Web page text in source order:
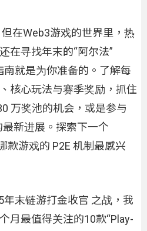
在Web3游戏的世界里，热
在寻找年末的“阿尔法”
南就是为你准备的。了解每
核心玩法与赛季奖励，抓住
万奖池的机会，或是参与
最新进展。探索下一个
款游戏的 P2E 机制最感兴
末链游打金收官 之战，我
月最值得关注的10款“Play-